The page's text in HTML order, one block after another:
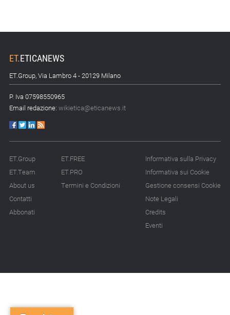
ET.ETICANEWS
ET.Group, Via Lambro 4 - 20129 Milano
P. Iva 07598550965
Email redazione: wikietica@eticanews.it
ET.Group
ET.Team
About us
Contatti
Abbonati
ET.FREE
ET.PRO
Termini e Condizioni
Informativa sulla Privacy
Informativa sui Cookie
Gestione consensi Cookie
Note Legali
Credits
Eventi